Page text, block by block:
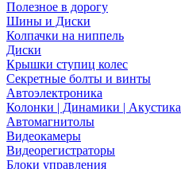
Полезное в дорогу
Шины и Диски
Колпачки на ниппель
Диски
Крышки ступиц колес
Секретные болты и винты
Автоэлектроника
Колонки | Динамики | Акустика
Автомагнитолы
Видеокамеры
Видеорегистраторы
Блоки управления